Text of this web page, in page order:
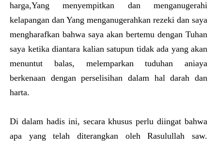
harga,Yang menyempitkan dan menganugerahi
kelapangan dan Yang menganugerahkan rezeki dan saya
mengharafkan bahwa saya akan bertemu dengan Tuhan
saya ketika diantara kalian satupun tidak ada yang akan
menuntut balas, melemparkan tuduhan aniaya
berkenaan dengan perselisihan dalam hal darah dan
harta.
Di dalam hadis ini, secara khusus perlu diingat bahwa
apa yang telah diterangkan oleh Rasulullah saw.